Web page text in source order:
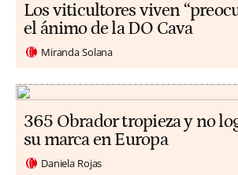
Los viticultores viven
el ánimo de la DO Cava
Miranda Solana
365 Obrador tropieza y no
su marca en Europa
Daniela Rojas